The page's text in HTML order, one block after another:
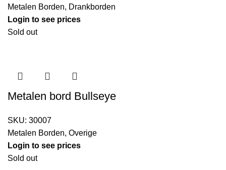
Metalen Borden, Drankborden
Login to see prices
Sold out
Metalen bord Bullseye
SKU: 30007
Metalen Borden, Overige
Login to see prices
Sold out